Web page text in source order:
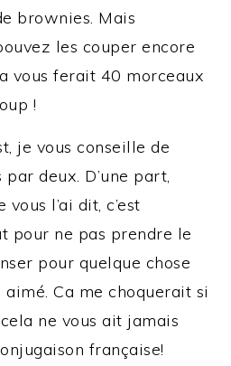
brownies. Mais
les couper encore
vous ferait 40 morceaux
!
je vous conseille de
deux. D’une part,
l’ai dit, c’est
pour ne pas prendre le
pour quelque chose
aimé. Ca me choquerait si
ne vous ait jamais
française!